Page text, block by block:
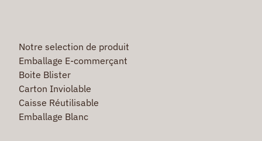
Notre selection de produit
Emballage E-commerçant
Boite Blister
Carton Inviolable
Caisse Réutilisable
Emballage Blanc